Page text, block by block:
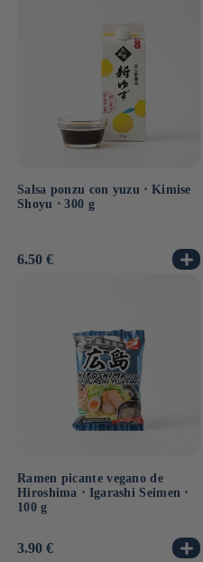
Salsa ponzu con yuzu ⋅ Kimise
Shoyu ⋅ 300 g
Precio
6.50 €
Ramen picante vegano de
Hiroshima ⋅ Igarashi Seimen ⋅
100 g
Precio
3.90 €